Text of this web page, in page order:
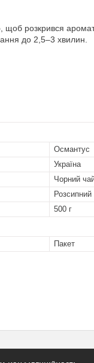
розкрився аромат
до 2,5–3 хвилин.
Османтус
Україна
Чорний
Розсипний
500 г
Пакет